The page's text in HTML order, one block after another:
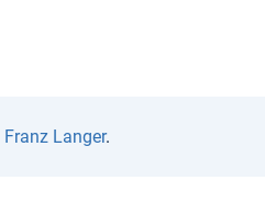
Franz Langer.